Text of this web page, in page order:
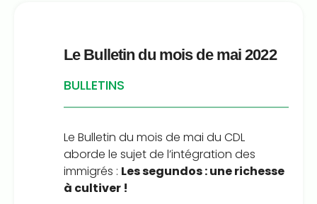
Le Bulletin du mois de mai 2022
BULLETINS
Le Bulletin du mois de mai du CDL
aborde le sujet de l’intégration des
immigrés : Les segundos : une richesse
à cultiver !